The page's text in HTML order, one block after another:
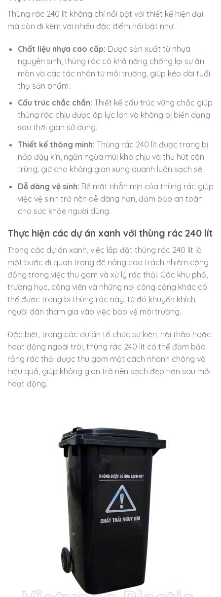
Thùng rác 240 lít không chỉ nổi bật với thiết kế hiện đại
mà còn đi kèm với nhiều đặc điểm nổi bật như:
Chất liệu nhựa cao cấp: Được sản xuất từ nhựa
nguyên sinh, thùng rác có khả năng chống lại sự ăn
mòn và các tác nhân từ môi trường, giúp kéo dài tuổi
thọ sản phẩm.
Cấu trúc chắc chắn: Thiết kế cấu trúc vững chắc giúp
thùng rác chịu được áp lực lớn và không bị biến dạng
sau thời gian sử dụng.
Thiết kế thông minh: Thùng rác 240 lít được trang bị
nắp đậy kín, ngăn ngừa mùi khó chịu và thu hút côn
trùng, giữ cho không gian xung quanh luôn sạch sẽ.
Dễ dàng vệ sinh: Bề mặt nhẵn mịn của thùng rác giúp
việc vệ sinh trở nên dễ dàng hơn, đảm bảo an toàn
cho sức khỏe người dùng.
Thực hiện các dự án xanh với thùng rác 240 lít
Trong các dự án xanh, việc lắp đặt thùng rác 240 lít là
một bước đi quan trọng để nâng cao trách nhiệm cộng
đồng trong việc thu gom và xử lý rác thải. Các khu phố,
trường học, công viên và những nơi công cộng khác có
thể được trang bị thùng rác này, từ đó khuyến khích
người dân tham gia vào việc bảo vệ môi trường.
Đặc biệt, trong các dự án tổ chức sự kiện, hội thảo hoặc
hoạt động ngoài trời, thùng rác 240 lít có thể đảm bảo
rằng rác thải được thu gom một cách nhanh chóng và
hiệu quả, giúp không gian trở nên sạch đẹp hơn sau mỗi
hoạt động.